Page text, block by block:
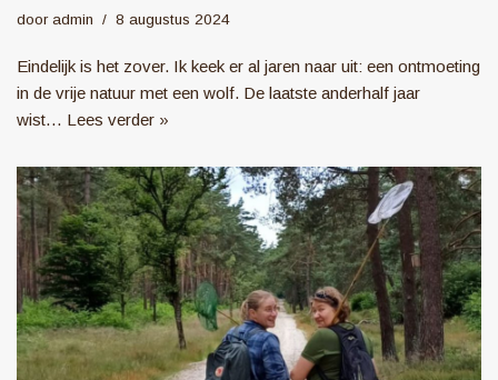
door admin 8 augustus 2024
Eindelijk is het zover. Ik keek er al jaren naar uit: een ontmoeting
in de vrije natuur met een wolf. De laatste anderhalf jaar
wist… Lees verder »